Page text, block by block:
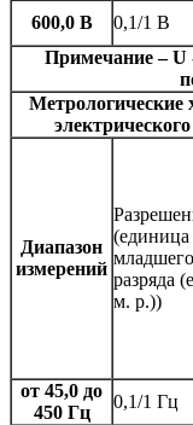
600,0 В
0,1/1 В
Примечание – U
Метрологические
Диапазон
измерений
(единица
младшего
разряда
м. р.))
от 45,0 до
450 Гц
0,1/1 Гц